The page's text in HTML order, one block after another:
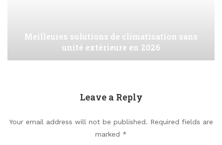
Meilleures solutions de climatisation sans
unité extérieure en 2026
Leave a Reply
Your email address will not be published. Required fields are
marked *